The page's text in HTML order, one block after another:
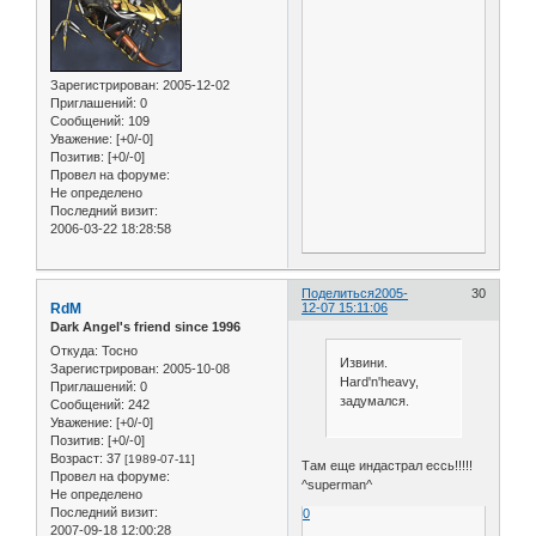
Зарегистрирован: 2005-12-02
Приглашений: 0
Сообщений: 109
Уважение: [+0/-0]
Позитив: [+0/-0]
Провел на форуме:
Не определено
Последний визит:
2006-03-22 18:28:58
Поделиться 30
2005-
12-07 15:11:06
RdM
Dark Angel's friend since 1996
Откуда: Тосно
Зарегистрирован: 2005-10-08
Приглашений: 0
Сообщений: 242
Уважение: [+0/-0]
Позитив: [+0/-0]
Возраст: 37 [1989-07-11]
Провел на форуме:
Не определено
Последний визит:
2007-09-18 12:00:28
Извини.
Hard'n'heavy,
задумался.
Там еще индастрал ессь!!!!!
^superman^
0